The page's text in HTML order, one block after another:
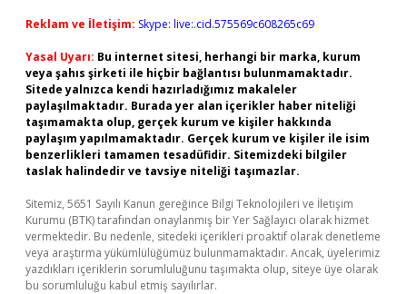
Reklam ve İletişim: Skype: live:.cid.575569c608265c69
Yasal Uyarı: Bu internet sitesi, herhangi bir marka, kurum
veya şahıs şirketi ile hiçbir bağlantısı bulunmamaktadır.
Sitede yalnızca kendi hazırladığımız makaleler
paylaşılmaktadır. Burada yer alan içerikler haber niteliği
taşımamakta olup, gerçek kurum ve kişiler hakkında
paylaşım yapılmamaktadır. Gerçek kurum ve kişiler ile isim
benzerlikleri tamamen tesadüfidir. Sitemizdeki bilgiler
taslak halindedir ve tavsiye niteliği taşımazlar.
Sitemiz, 5651 Sayılı Kanun gereğince Bilgi Teknolojileri ve İletişim
Kurumu (BTK) tarafından onaylanmış bir Yer Sağlayıcı olarak hizmet
vermektedir. Bu nedenle, sitedeki içerikleri proaktif olarak denetleme
veya araştırma yükümlülüğümüz bulunmamaktadır. Ancak, üyelerimiz
yazdıkları içeriklerin sorumluluğunu taşımakta olup, siteye üye olarak
bu sorumluluğu kabul etmiş sayılırlar.